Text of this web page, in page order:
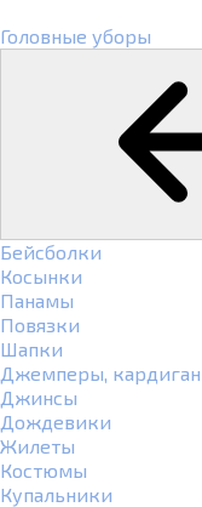
Головные уборы
Бейсболки
Косынки
Панамы
Повязки
Шапки
Джемперы,
Джинсы
Дождевики
Жилеты
Костюмы
Купальники